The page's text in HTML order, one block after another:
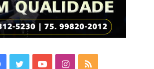
Facebook
TwitterYouTubeInstagram
RSS